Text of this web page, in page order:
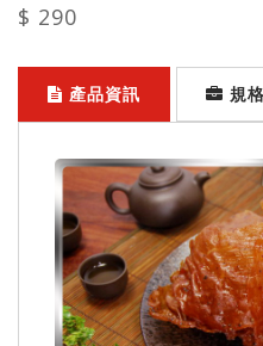
$ 290
產品資訊 規